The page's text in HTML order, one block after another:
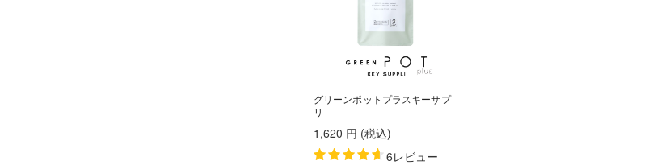
グリーンポットプラスキーサプ
リ
1,620 円 (税込)
6レビュー